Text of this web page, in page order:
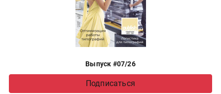
Выпуск #07/26
Подписаться